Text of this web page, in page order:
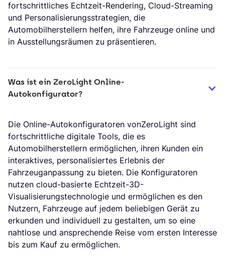
fortschrittliches Echtzeit-Rendering, Cloud-Streaming
und Personalisierungsstrategien, die
Automobilherstellern helfen, ihre Fahrzeuge online und
in Ausstellungsräumen zu präsentieren.
Was ist ein ZeroLight Online-
Autokonfigurator?
Die Online-Autokonfiguratoren vonZeroLight sind
fortschrittliche digitale Tools, die es
Automobilherstellern ermöglichen, ihren Kunden ein
interaktives, personalisiertes Erlebnis der
Fahrzeuganpassung zu bieten. Die Konfiguratoren
nutzen cloud-basierte Echtzeit-3D-
Visualisierungstechnologie und ermöglichen es den
Nutzern, Fahrzeuge auf jedem beliebigen Gerät zu
erkunden und individuell zu gestalten, um so eine
nahtlose und ansprechende Reise vom ersten Interesse
bis zum Kauf zu ermöglichen.